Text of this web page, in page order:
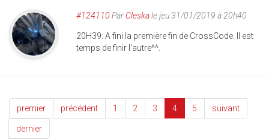
#124110 Par Cleskale jeu 31/01/2019 à 20h40
20H39: A fini la première fin de CrossCode. Il est
temps de finir l'autre^^.
premier précédent 1 2 3 4 5 suivant
dernier